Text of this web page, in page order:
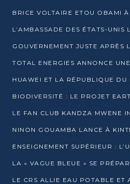
GOUVERNEMENT JUSTE APRÈS